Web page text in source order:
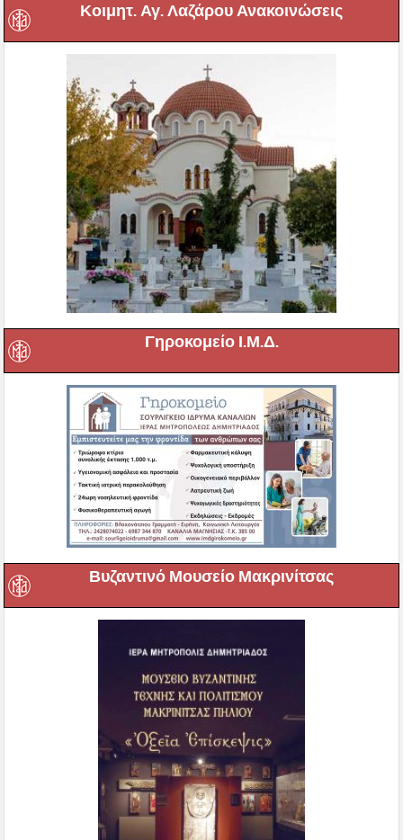
Κοιμητ. Αγ. Λαζάρου Ανακοινώσεις
Γηροκομείο Ι.Μ.Δ.
Βυζαντινό Μουσείο Μακρινίτσας